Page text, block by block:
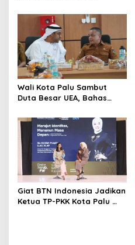
Sektor Jadi Prioritas
Wali Kota Palu Sambut
Duta Besar UEA, Bahas
Palu
Giat BTN Indonesia Jadikan
Ketua TP-PKK Kota Palu